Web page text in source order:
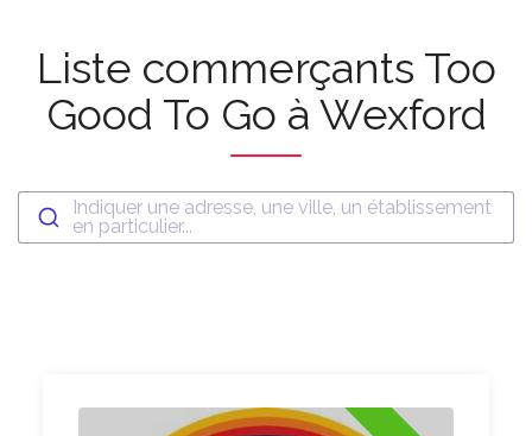
Liste commerçants Too
Good To Go à Wexford
Indiquer une adresse, une ville, un établissement
en particulier...